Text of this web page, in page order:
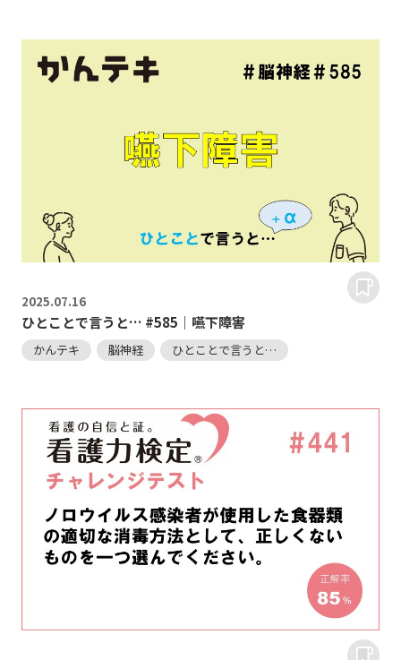
2025.07.16
ひとことで言うと… #585｜嚥下障害
かんテキ 脳神経 ひとことで言うと…